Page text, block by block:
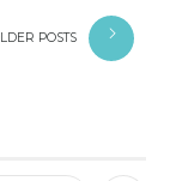
POSTS